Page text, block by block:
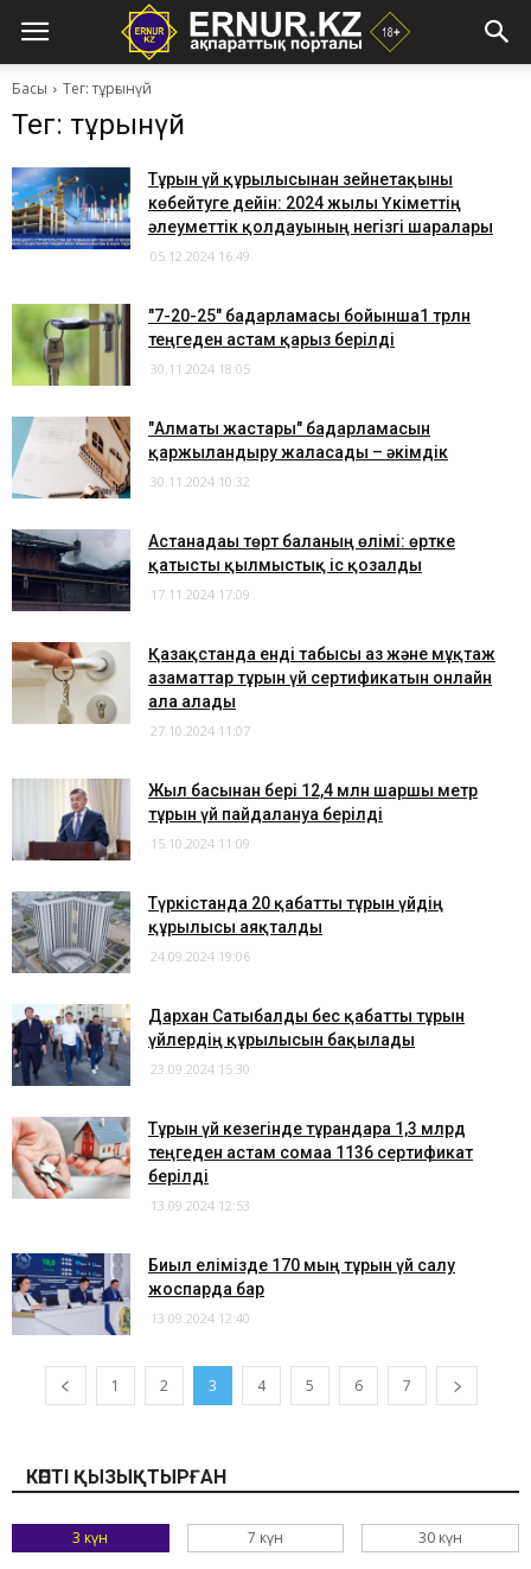
Басы Тег: тұрғынүй
Тег: тұрғынүй
Тұрғын үй құрылысынан зейнетақыны
көбейтуге дейін: 2024 жылы Үкіметтің
әлеуметтік қолдауының негізгі шаралары
05.12.2024 16:49
"7-20-25" бағдарламасы бойынша1 трлн
теңгеден астам қарыз берілді
30.11.2024 18:05
"Алматы жастары" бағдарламасын
қаржыландыру жалғасады – әкімдік
30.11.2024 10:32
Астанадағы төрт баланың өлімі: өртке
қатысты қылмыстық іс қозғалды
17.11.2024 17:09
Қазақстанда енді табысы аз және мұқтаж
азаматтар тұрғын үй сертификатын онлайн
ала алады
27.10.2024 11:07
Жыл басынан бері 12,4 млн шаршы метр
тұрғын үй пайдалануға берілді
15.10.2024 11:09
Түркістанда 20 қабатты тұрғын үйдің
құрылысы аяқталды
24.09.2024 19:06
Дархан Сатыбалды бес қабатты тұрғын
үйлердің құрылысын бақылады
23.09.2024 15:30
Тұрғын үй кезегінде тұрғандарға 1,3 млрд
теңгеден астам сомаға 1136 сертификат
берілді
13.09.2024 12:53
Биыл елімізде 170 мың тұрғын үй салу
жоспарда бар
13.09.2024 12:40
1 2 3 4 5 6 7
КӨПТІ ҚЫЗЫҚТЫРҒАН
3 күн 7 күн 30 күн